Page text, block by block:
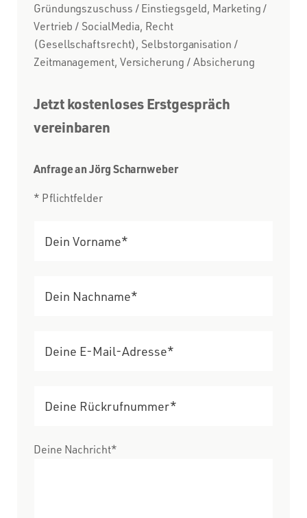
Gründungszuschuss / Einstiegsgeld, Marketing /
Vertrieb / SocialMedia, Recht
(Gesellschaftsrecht), Selbstorganisation /
Zeitmanagement, Versicherung / Absicherung
Jetzt kostenloses Erstgespräch
vereinbaren
Anfrage an Jörg Scharnweber
* Pflichtfelder
Deine Nachricht*